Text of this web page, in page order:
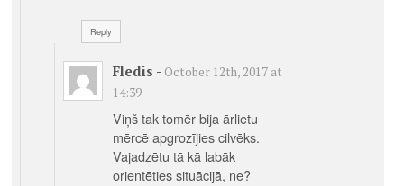
Reply
Fledis - October 12th, 2017 at
14:39
Viņš tak tomēr bija ārlietu
mērcē apgrozījies cilvēks.
Vajadzētu tā kā labāk
orientēties situācijā, ne?